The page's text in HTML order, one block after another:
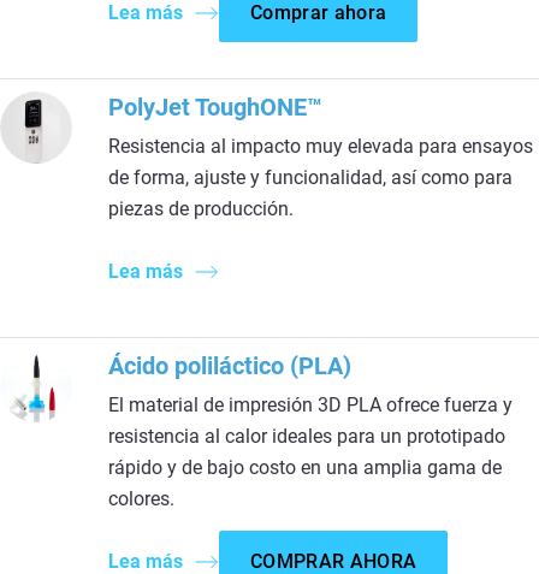
Lea más Comprar ahora
PolyJet ToughONE™
Resistencia al impacto muy elevada para ensayos
de forma, ajuste y funcionalidad, así como para
piezas de producción.
Lea más
Ácido poliláctico (PLA)
El material de impresión 3D PLA ofrece fuerza y
resistencia al calor ideales para un prototipado
rápido y de bajo costo en una amplia gama de
colores.
Lea más COMPRAR AHORA